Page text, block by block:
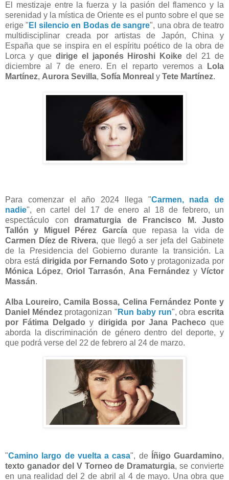
El mestizaje entre la fuerza y la pasión del flamenco y la
serenidad y la mística de Oriente es el punto sobre el que se
erige " El silencio en Bodas de sangre", una obra de teatro
multidisciplinar creada por artistas de Japón, China y
España que se inspira en el espíritu poético de la obra de
Lorca y que dirige el japonés Hiroshi Koike del 21 de
diciembre al 7 de enero. En el reparto veremos a
Lola
Martínez, Aurora Sevilla, Sofía Monreal y Tete Martínez.
Para comenzar el año 2024 llega "Carmen, nada de
nadie", en cartel del 17 de enero al 18 de febrero, un
espectáculo con dramaturgia de Francisco M. Justo
Tallón y Miguel Pérez Garcíaque repasa la vida de
Carmen Díez de Rivera, que llegó a ser jefa del Gabinete
de la Presidencia del Gobierno durante la transición. La
obra está dirigida por Fernando Soto y protagonizada por
Mónica López, Oriol Tarrasón, Ana Fernández y Víctor
Massán.
Alba Loureiro, Camila Bossa, Celina Fernández Ponte y
Daniel Méndezprotagonizan " Run baby run", obraescrita
por Fátima Delgado y dirigida por Jana Pacheco que
aborda la discriminación de género dentro del deporte, y
que podrá verse del 22 de febrero al 24 de marzo.
"Camino largo de vuelta a casa", de Íñigo Guardamino,
texto ganador del V Torneo de Dramaturgia, se convierte
en una realidad del 2 de abril al 4 de mayo. Una obra que